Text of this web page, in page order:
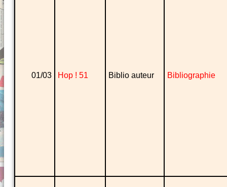
01/03 Hop ! 51 Biblio auteur Bibliographie